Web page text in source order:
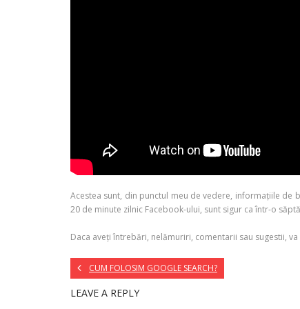
Acestea sunt, din punctul meu de vedere, informațiile de
20 de minute zilnic Facebook-ului, sunt sigur ca într-o
Daca aveți întrebări, nelămuriri, comentarii sau sugestii,
CUM FOLOSIM GOOGLE SEARCH?
LEAVE A REPLY